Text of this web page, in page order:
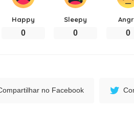
Happy
0
Sleepy
0 0
no Facebook